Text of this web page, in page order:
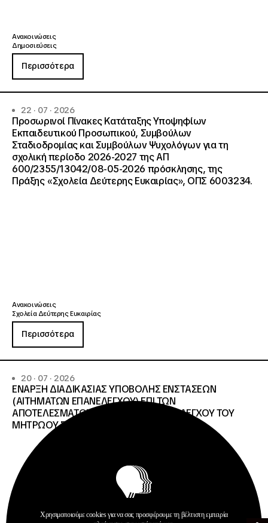
Ανοίξτε
Ανακοινώσεις
Δημοσιεύσεις
Περισσότερα
22 · 07 · 2026
Προσωρινοί Πίνακες Κατάταξης Υποψηφίων
Εκπαιδευτικού Προσωπικού, Συμβούλων
Σταδιοδρομίας και Συμβούλων Ψυχολόγων για τη
σχολική περίοδο 2026-2027 της ΑΠ
600/2355/13042/08-05-2026 πρόσκλησης, της
Πράξης «Σχολεία Δεύτερης Ευκαιρίας», ΟΠΣ 6003234.
Ανακοινώσεις
Σχολεία Δεύτερης Ευκαιρίας
Περισσότερα
20 · 07 · 2026
ΕΝΑΡΞΗ ΔΙΑΔΙΚΑΣΙΑΣ ΥΠΟΒΟΛΗΣ ΕΝΣΤΑΣΕΩΝ
(ΑΙΤΗΜΑΤΩΝ ΕΠΑΝΕΛΕΓΧΟΥ) ΕΠΙ ΤΩΝ
ΑΠΟΤΕΛΕΣΜΑΤΩΝ ΤΟΥ ΔΙΟΙΚΗΤΙΚΟΥ ΕΛΕΓΧΟΥ ΤΟΥ
ΜΗΤΡΩΟΥ Σ.Α.Ε.Κ. ΚΑΙ Ε.Σ.Κ.»
Χρησιμοποιούμε cookies για να σας προσφέρουμε τη βέλτιστη εμπειρία